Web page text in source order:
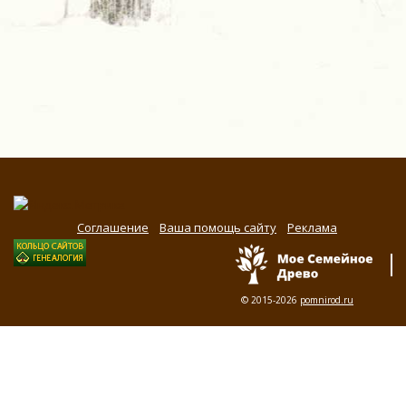
Соглашение Ваша помощь сайту Реклама
© 2015-2026 pomnirod.ru